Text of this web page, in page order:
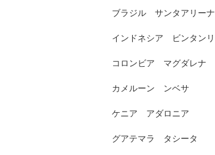
ブラジル サンタアリーナ
インドネシア ビンタン
コロンビア マグダレナ
カメルーン ンベサ
ケニア アダロニア
グアテマラ タシータ